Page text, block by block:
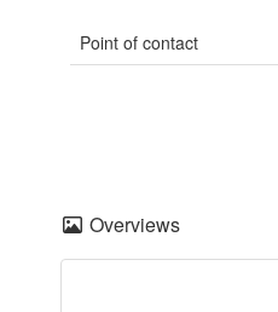
Point of contact
Overviews